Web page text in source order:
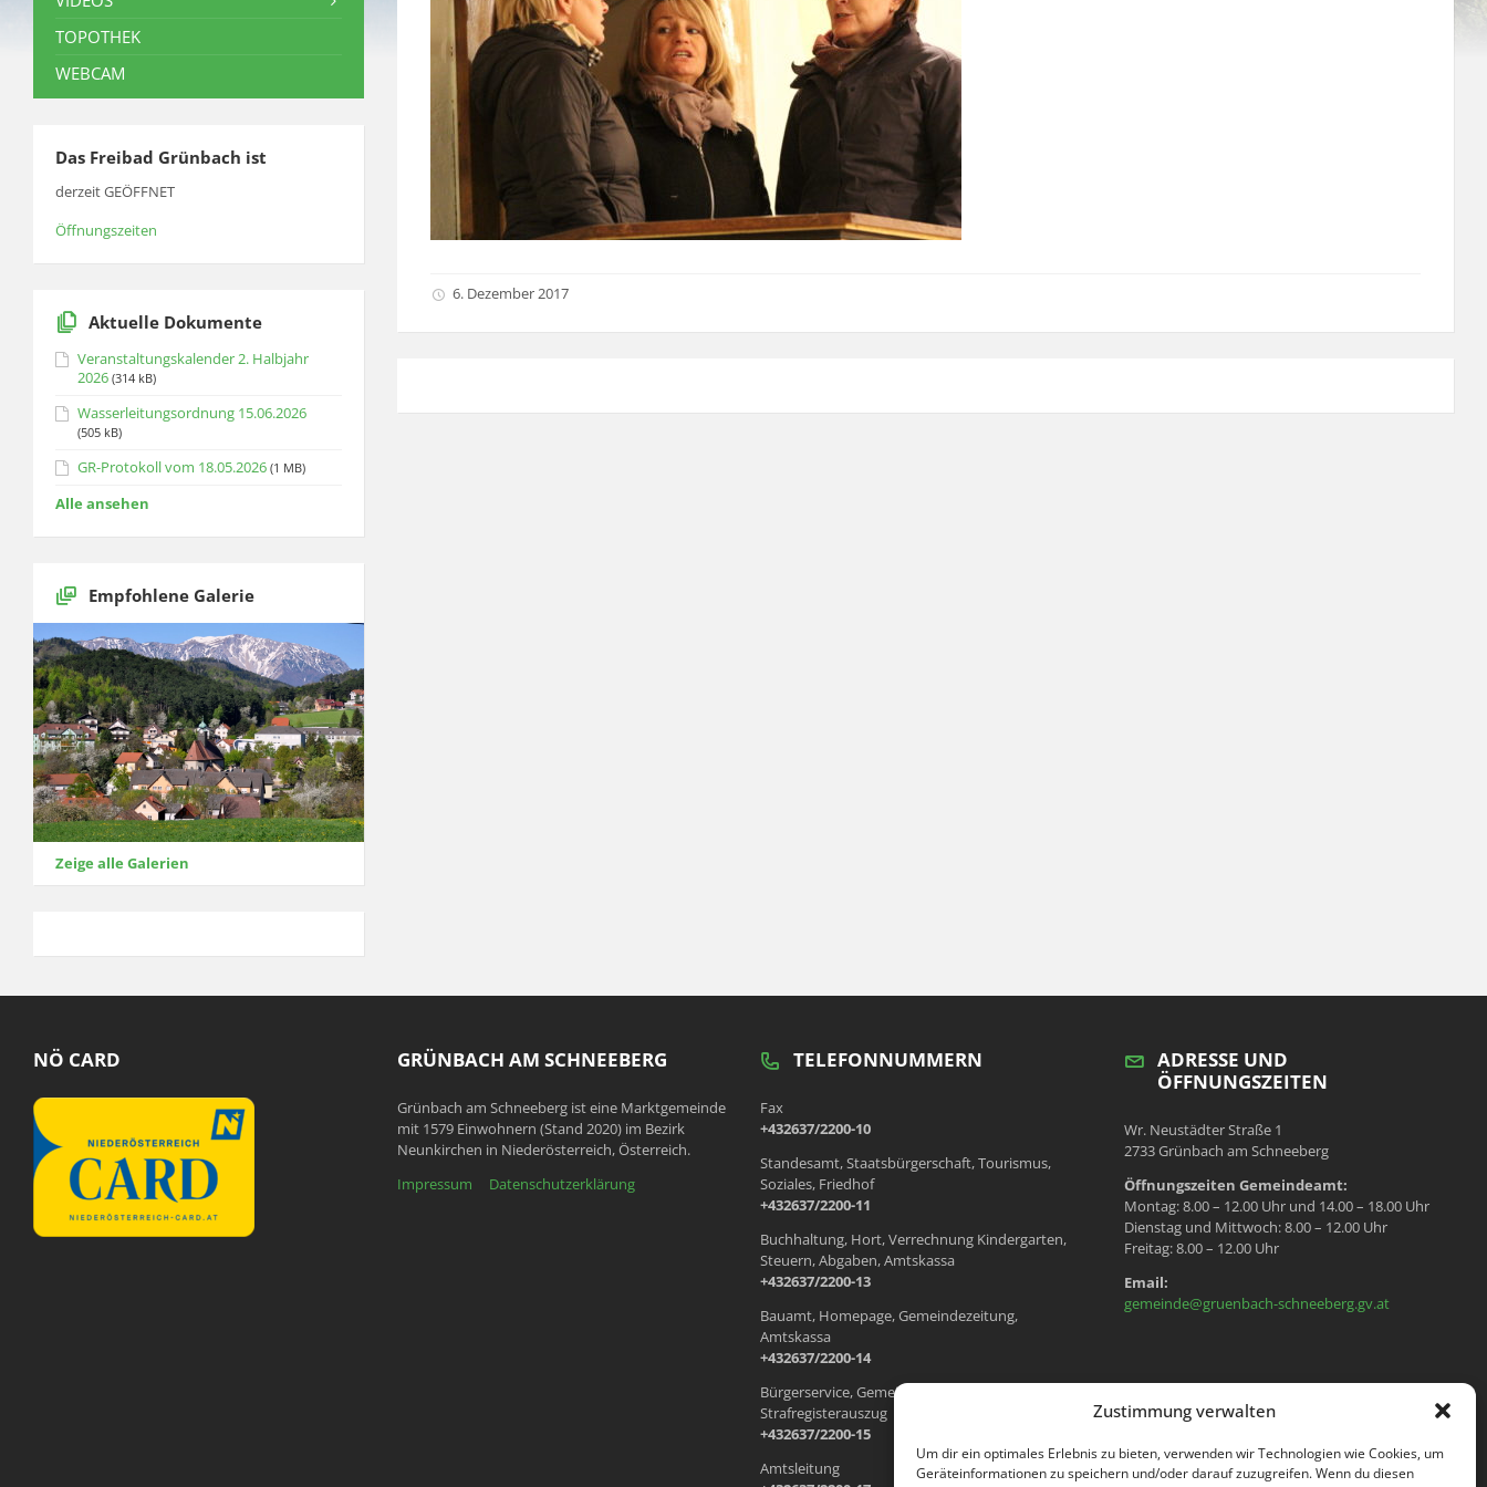
Zustimmung verwalten
Um dir ein optimales Erlebnis zu bieten, verwenden wir Technologien wie Cookies, um
Geräteinformationen zu speichern und/oder darauf zuzugreifen. Wenn du diesen
6. Dezember 2017
TOPOTHEK
WEBCAM
Das Freibad Grünbach ist
derzeit GEÖFFNET
Öffnungszeiten
Aktuelle Dokumente
Veranstaltungskalender 2. Halbjahr
2026 (314 kB)
Wasserleitungsordnung 15.06.2026
(505 kB)
GR-Protokoll vom 18.05.2026 (1 MB)
Alle ansehen
Empfohlene Galerie
Zeige alle Galerien
NÖ CARD GRÜNBACH AM SCHNEEBERG
Grünbach am Schneeberg ist eine Marktgemeinde
mit 1579 Einwohnern (Stand 2020) im Bezirk
Neunkirchen in Niederösterreich, Österreich.
Impressum
Datenschutzerklärung
TELEFONNUMMERN
Fax
+432637/2200-10
Standesamt, Staatsbürgerschaft, Tourismus,
Soziales, Friedhof
+432637/2200-11
Buchhaltung, Hort, Verrechnung Kindergarten,
Steuern, Abgaben, Amtskassa
+432637/2200-13
Bauamt, Homepage, Gemeindezeitung,
Amtskassa
+432637/2200-14
Bürgerservice, Gemeindewohnungen, Meldeamt,
Strafregisterauszug
+432637/2200-15
Amtsleitung
ADRESSE UND
ÖFFNUNGSZEITEN
Wr. Neustädter Straße 1
2733 Grünbach am Schneeberg
Öffnungszeiten Gemeindeamt:
Montag: 8.00 – 12.00 Uhr und 14.00 – 18.00 Uhr
Dienstag und Mittwoch: 8.00 – 12.00 Uhr
Freitag: 8.00 – 12.00 Uhr
Email:
gemeinde@gruenbach-schneeberg.gv.at